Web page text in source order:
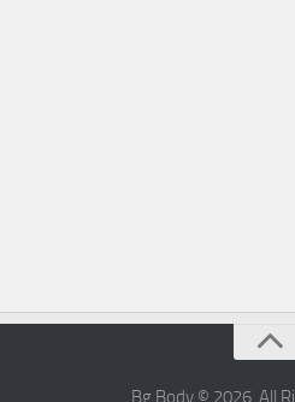
Bg Body © 2026. All